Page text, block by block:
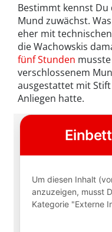
Bestimmt kennst Du
Mund zuwächst.
eher mit
die Wachowskis
fünf Stunden
verschlossenem
ausgestattet mit
Anliegen hatte.